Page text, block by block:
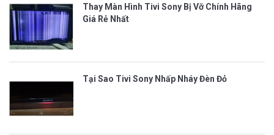
Thay Màn Hình Tivi Sony Bị Vỡ Chính Hãng
Giá Rẻ Nhất
Tại Sao Tivi Sony Nhấp Nháy Đèn Đỏ